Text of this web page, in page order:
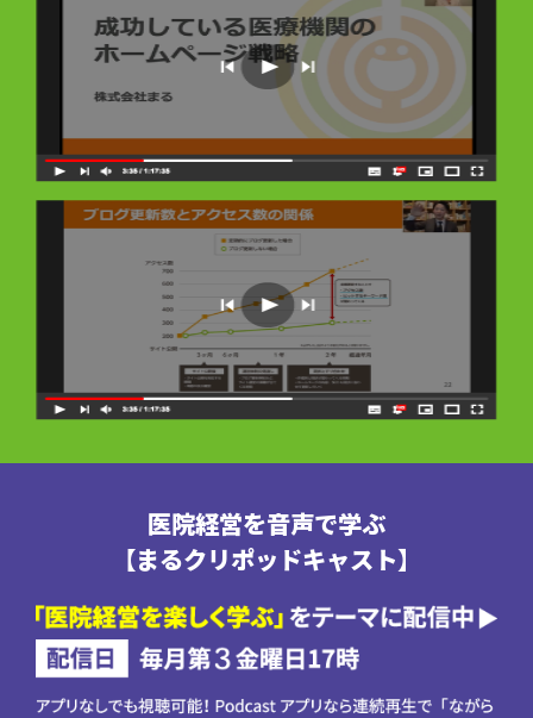
医院経営を音声で学ぶ
【まるクリポッドキャスト】